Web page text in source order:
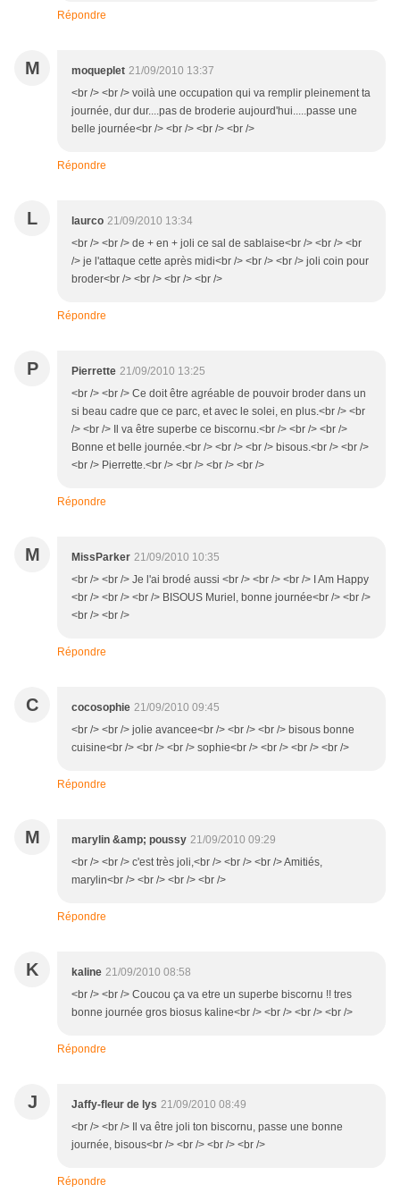
Répondre
M moqueplet 21/09/2010 13:37
<br /> <br /> voilà une occupation qui va remplir pleinement ta
journée, dur dur....pas de broderie aujourd'hui.....passe une
belle journée<br /> <br /> <br /> <br />
Répondre
L laurco 21/09/2010 13:34
<br /> <br /> de + en + joli ce sal de sablaise<br /> <br /> <br
/> je l'attaque cette après midi<br /> <br /> <br /> joli coin pour
broder<br /> <br /> <br /> <br />
Répondre
P Pierrette 21/09/2010 13:25
<br /> <br /> Ce doit être agréable de pouvoir broder dans un
si beau cadre que ce parc, et avec le solei, en plus.<br /> <br
/> <br /> Il va être superbe ce biscornu.<br /> <br /> <br />
Bonne et belle journée.<br /> <br /> <br /> bisous.<br /> <br />
<br /> Pierrette.<br /> <br /> <br /> <br />
Répondre
M MissParker 21/09/2010 10:35
<br /> <br /> Je l'ai brodé aussi <br /> <br /> <br /> I Am Happy
<br /> <br /> <br /> BISOUS Muriel, bonne journée<br /> <br />
<br /> <br />
Répondre
C cocosophie 21/09/2010 09:45
<br /> <br /> jolie avancee<br /> <br /> <br /> bisous bonne
cuisine<br /> <br /> <br /> sophie<br /> <br /> <br /> <br />
Répondre
M marylin &amp; poussy 21/09/2010 09:29
<br /> <br /> c'est très joli,<br /> <br /> <br /> Amitiés,
marylin<br /> <br /> <br /> <br />
Répondre
K kaline 21/09/2010 08:58
<br /> <br /> Coucou ça va etre un superbe biscornu !! tres
bonne journée gros biosus kaline<br /> <br /> <br /> <br />
Répondre
J Jaffy-fleur de lys 21/09/2010 08:49
<br /> <br /> Il va être joli ton biscornu, passe une bonne
journée, bisous<br /> <br /> <br /> <br />
Répondre